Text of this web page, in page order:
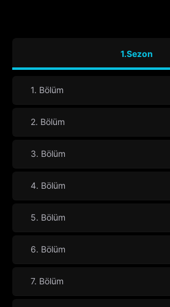
1.Sezon
1. Bölüm
2. Bölüm
3. Bölüm
4. Bölüm
5. Bölüm
6. Bölüm
7. Bölüm